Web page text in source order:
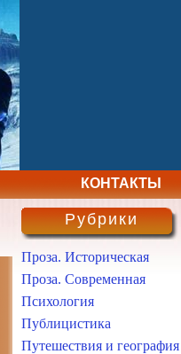
КОНТАКТЫ
Рубрики
Проза. Историческая
Проза. Современная
Психология
Публицистика
Путешествия и география